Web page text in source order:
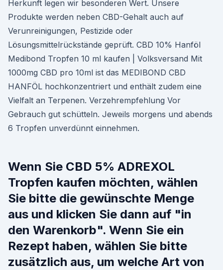
Herkunft legen wir besonderen Wert. Unsere
Produkte werden neben CBD-Gehalt auch auf
Verunreinigungen, Pestizide oder
Lösungsmittelrückstände geprüft. CBD 10% Hanföl
Medibond Tropfen 10 ml kaufen | Volksversand Mit
1000mg CBD pro 10ml ist das MEDIBOND CBD
HANFÖL hochkonzentriert und enthält zudem eine
Vielfalt an Terpenen. Verzehrempfehlung Vor
Gebrauch gut schütteln. Jeweils morgens und abends
6 Tropfen unverdünnt einnehmen.
Wenn Sie CBD 5% ADREXOL
Tropfen kaufen möchten, wählen
Sie bitte die gewünschte Menge
aus und klicken Sie dann auf "in
den Warenkorb". Wenn Sie ein
Rezept haben, wählen Sie bitte
zusätzlich aus, um welche Art von